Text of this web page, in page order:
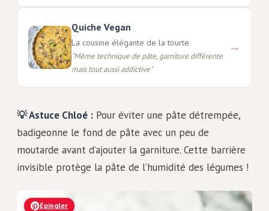
Quiche Vegan
La cousine élégante de la tourte
"Même technique de pâte, garniture différente
mais tout aussi addictive"
→
💡 Astuce Chloé : Pour éviter une pâte détrempée,
badigeonne le fond de pâte avec un peu de
moutarde avant d’ajouter la garniture. Cette barrière
invisible protège la pâte de l’humidité des légumes !
Épingler